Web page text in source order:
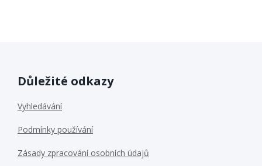
Důležité odkazy
Vyhledávání
Podmínky používání
Zásady zpracování osobních údajů